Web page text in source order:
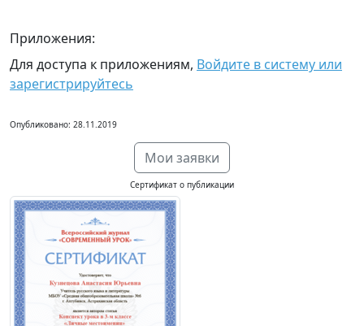
Приложения:
Для доступа к приложениям, Войдите в систему или
зарегистрируйтесь
Опубликовано: 28.11.2019
Мои заявки
Сертификат о публикации